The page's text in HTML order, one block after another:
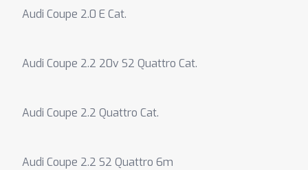
Audi Coupe 2.0 E Cat.
Audi Coupe 2.2 20v S2 Quattro Cat.
Audi Coupe 2.2 Quattro Cat.
Audi Coupe 2.2 S2 Quattro 6m